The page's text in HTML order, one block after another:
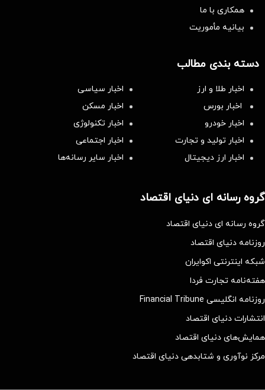
همکاری با ما
بیانیه مأموریت
دسته بندی مطالب
اخبار طلا و ارز
اخبار سیاسی
اخبار بورس
اخبار مسکن
اخبار خودرو
اخبار تکنولوژی
اخبار تولید و تجارت
اخبار اجتماعی
اخبار ارز دیجیتال
اخبار سایر رسانه‌‌ها
گروه رسانه ای دنیای اقتصاد
گروه رسانه ای دنیای اقتصاد
روزنامه دنیای اقتصاد
شبکه اینترنتی اکوایران
هفته‌نامه تجارت فردا
روزنامه انگلیسی Financial Tribune
انتشارات دنیای اقتصاد
همایش‌های دنیای اقتصاد
مرکز نوآوری و شتابدهی دنیای اقتصاد